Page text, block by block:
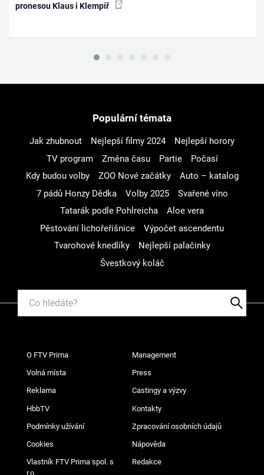
pronesou Klaus i Klempíř
Populární témata
Jak zhubnout Nejlepší filmy 2024
Nejlepší horory
TV program
Změna času Partie
Počasí
Kdy budou volby
ZOO Nové začátky
Auto – katalog
7 pádů Honzy Dědka
Volby 2025
Svařené víno
Tatarák podle Pohlreicha
Aloe vera
Pěstování lichořeřišnice
Výpočet ascendentu
Tvarohové knedlíky
Nejlepší palačinky
Švestkový koláč
O FTV Prima Management
Volná místa Press
Reklama Castingy a výzvy
HbbTV Kontakty
Podmínky užívání Zpracování osobních údajů
Cookies Nápověda
Vlastník FTV Prima spol. s
r.o.
Redakce